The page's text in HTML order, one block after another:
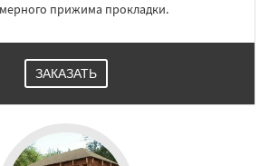
прижима прокладки.
ЗАКАЗАТЬ